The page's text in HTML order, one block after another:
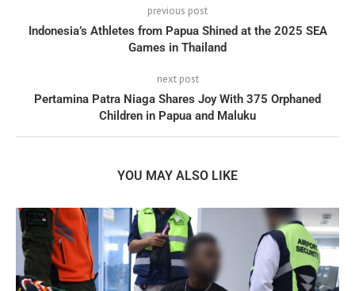
previous post
Indonesia’s Athletes from Papua Shined at the 2025 SEA
Games in Thailand
next post
Pertamina Patra Niaga Shares Joy With 375 Orphaned
Children in Papua and Maluku
YOU MAY ALSO LIKE